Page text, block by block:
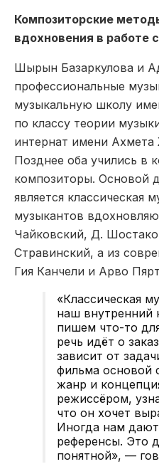
Композиторские
вдохновения в работе
Шырын Базаркулова и
профессиональные
музыкальную школу
по классу теории
интернат имени Ахмета
Позднее оба учились в
композиторы. Основой
является классическая
музыкантов
Чайковский, Д.
Стравинский, а из
Гия Канчели и Арво
«Классическая
наш внутренний
пишем что-то
речь идёт о
зависит от
фильма основой
жанр и
режиссёром,
что он хочет
Иногда нам
референсы. Это
понятной», —